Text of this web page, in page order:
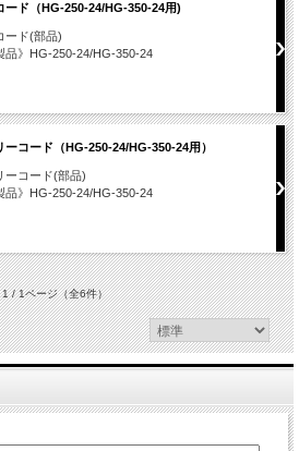
ード（HG-250-24/HG-350-24用)
ード(部品)
品》HG-250-24/HG-350-24
ーコード（HG-250-24/HG-350-24用）
ーコード(部品)
品》HG-250-24/HG-350-24
1 / 1ページ（全6件）